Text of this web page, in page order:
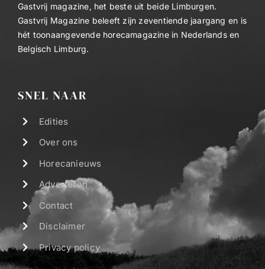
Gastvrij magazine, het beste uit beide Limburgen.
Gastvrij Magazine beleeft zijn zeventiende jaargang en is
hét toonaangevende horecamagazine in Nederlands en
Belgisch Limburg.
SNEL NAAR
Edities
Over ons
Horecanieuws
Adverteren
Contact
Disclaimer
Privacy policy